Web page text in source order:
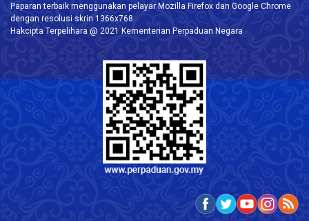
Paparan terbaik menggunakan pelayar Mozilla Firefox dan Google Chrome
dengan resolusi skrin 1366x768.
Hakcipta Terpelihara @ 2021 Kementerian Perpaduan Negara